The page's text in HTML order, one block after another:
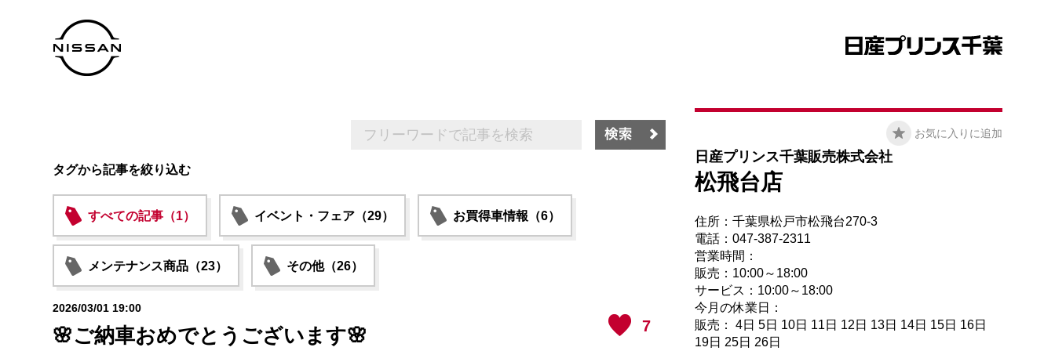
タグから記事を絞り込む
すべての記事（1） イベント・フェア（29） お買得車情報（6）
メンテナンス商品（23） その他（26）
7
2026/03/01 19:00
🌸ご納車おめでとうございます🌸
お気に入りに追加
日産プリンス千葉販売株式会社
松飛台店
住所：千葉県松戸市松飛台270-3
電話：047-387-2311
営業時間：
販売：10:00～18:00
サービス：10:00～18:00
今月の休業日：
販売： 4日 5日 10日 11日 12日 13日 14日 15日 16日
19日 25日 26日